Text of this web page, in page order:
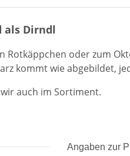
als Dirndl
Rotkäppchen oder zum
kommt wie abgebildet,
auch im Sortiment.
Angaben zur